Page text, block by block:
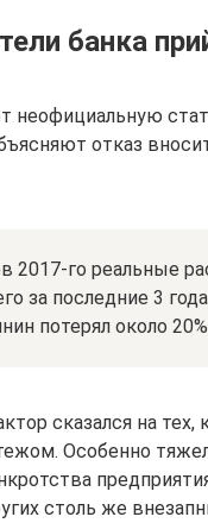
банка
неофициальную
отказ
2017-го реальные
за последние 3
потерял около
сказался на тех,
Особенно
столь же